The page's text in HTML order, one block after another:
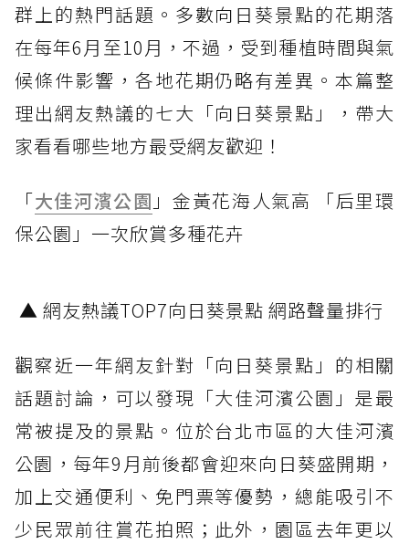
群上的熱門話題。多數向日葵景點的花期落
在每年6月至10月，不過，受到種植時間與氣
候條件影響，各地花期仍略有差異。本篇整
理出網友熱議的七大「向日葵景點」，帶大
家看看哪些地方最受網友歡迎！
「大佳河濱公園 」金黃花海人氣高 「后里環
保公園」一次欣賞多種花卉
▲ 網友熱議TOP7向日葵景點 網路聲量排行
觀察近一年網友針對「向日葵景點」的相關
話題討論，可以發現「大佳河濱公園」是最
常被提及的景點。位於台北市區的大佳河濱
公園，每年9月前後都會迎來向日葵盛開期，
加上交通便利、免門票等優勢，總能吸引不
少民眾前往賞花拍照；此外，園區去年更以